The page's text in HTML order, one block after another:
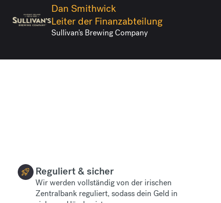
Dan Smithwick
Leiter der Finanzabteilung
Sullivan's Brewing Company
Reguliert & sicher
Wir werden vollständig von der irischen
Zentralbank reguliert, sodass dein Geld in